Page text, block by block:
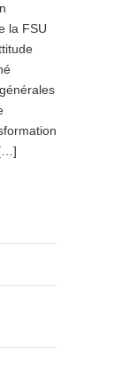
la FSU